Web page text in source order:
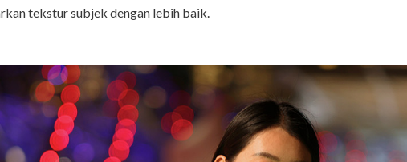
tekstur subjek dengan lebih baik.